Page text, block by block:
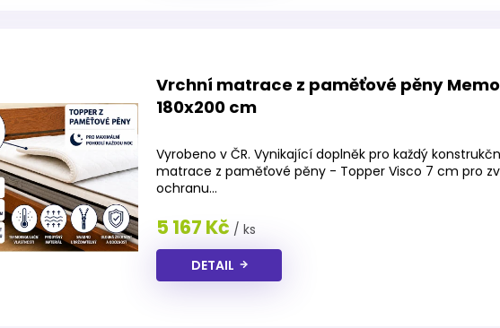
Vrchní matrace z paměťové pěny
180x200 cm
hodnocení
produktu
je
4,3
z
5
hvězdiček.
Vyrobeno v ČR. Vynikající doplněk pro každý
matrace z paměťové pěny - Topper Visco 7 cm pro
ochranu...
5 167 Kč / ks
DETAIL